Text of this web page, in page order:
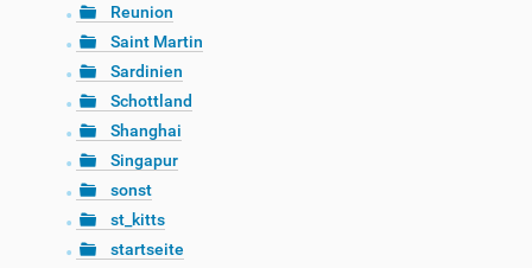
Reunion
Saint Martin
Sardinien
Schottland
Shanghai
Singapur
sonst
st_kitts
startseite